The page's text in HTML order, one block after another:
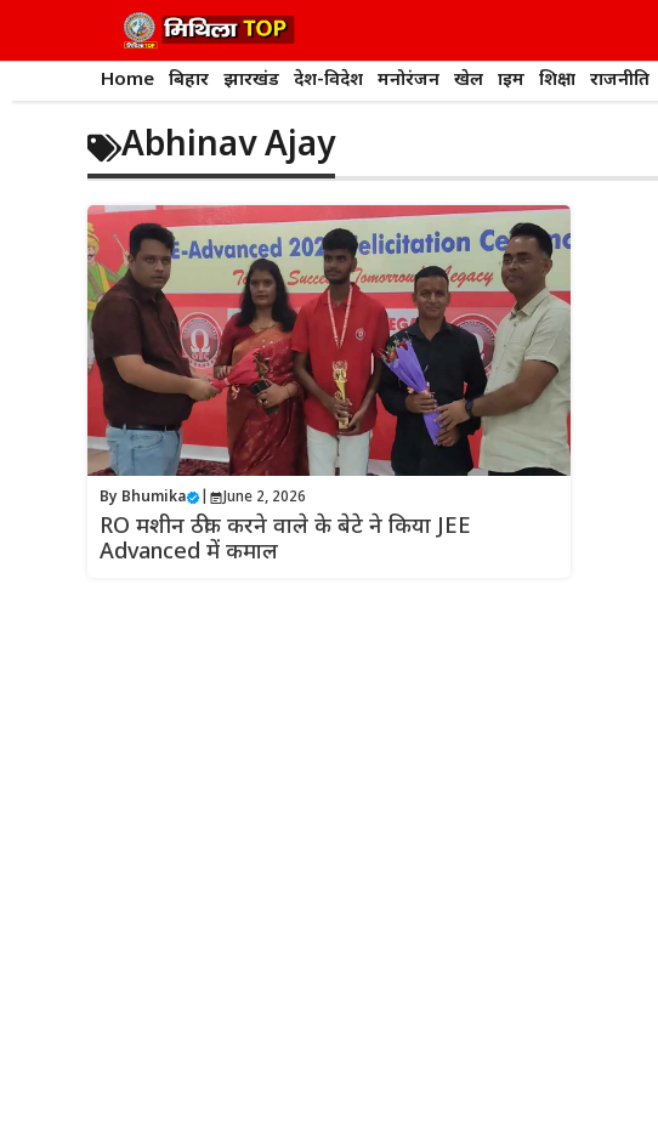
Home बिहार झारखंड देश-विदेश मनोरंजन खेल क्राइम शिक्षा राजनीति
Abhinav Ajay
By Bhumika June 2, 2026
RO मशीन ठीक करने वाले के बेटे ने किया JEE
Advanced में कमाल